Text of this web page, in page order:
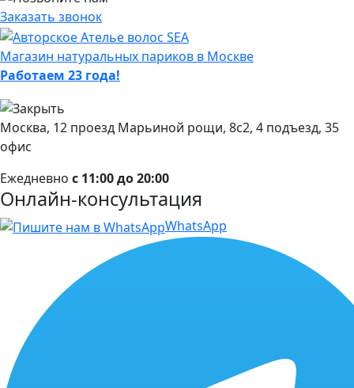
Заказать звонок
Магазин натуральных париков в Москве
Работаем 23 года!
Москва, 12 проезд Марьиной рощи, 8с2, 4 подъезд, 35
офис
Ежедневно с 11:00 до 20:00
Онлайн-консультация
WhatsApp